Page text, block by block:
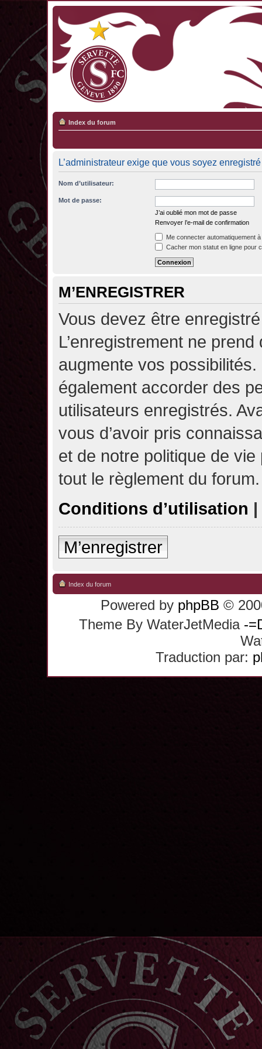
Index du forum
L’administrateur exige que vous soyez
Nom d’utilisateur:
Mot de passe:
J’ai oublié mon mot de passe
Renvoyer l’e-mail de confirmation
Me connecter automatiquement
Cacher mon statut en ligne pour
M’ENREGISTRER
Vous devez être
L’enregistrement ne
augmente vos possibilités.
également accorder des
utilisateurs enregistrés.
vous d’avoir pris
et de notre politique de
tout le règlement du forum.
Conditions d’utilisation |
M’enregistrer
Index du forum
Powered by phpBB ©
Theme By WaterJetMedia -
Traduction par: